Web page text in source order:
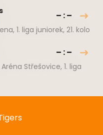
– : –
, 1. liga juniorek, 21. kolo
– : –
Aréna Střešovice, 1. liga